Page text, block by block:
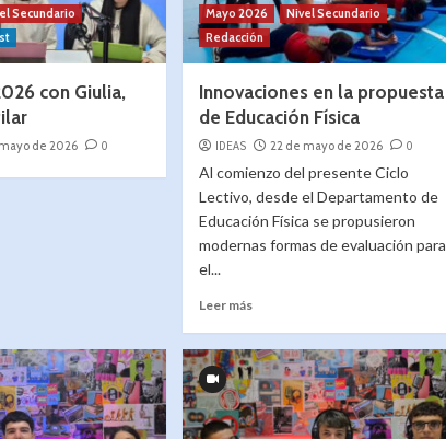
Secundario
con Giulia,
de 2026 0
Mayo 2026
Nivel Secundario
Redacción
Innovaciones en la propuesta
de Educación Física
IDEAS 22 de mayo de 2026 0
Al comienzo del presente Ciclo
Lectivo, desde el Departamento de
Educación Física se propusieron
modernas formas de evaluación para
el...
Leer más